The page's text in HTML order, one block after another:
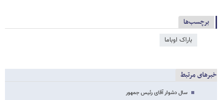
برچسب‌ها
باراک اوباما
خبرهای مرتبط
سال دشوار آقای رئیس جمهور